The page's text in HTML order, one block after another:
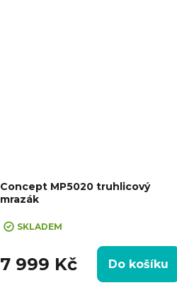
Concept MP5020 truhlicový
mrazák
SKLADEM
7 999 Kč Do košíku